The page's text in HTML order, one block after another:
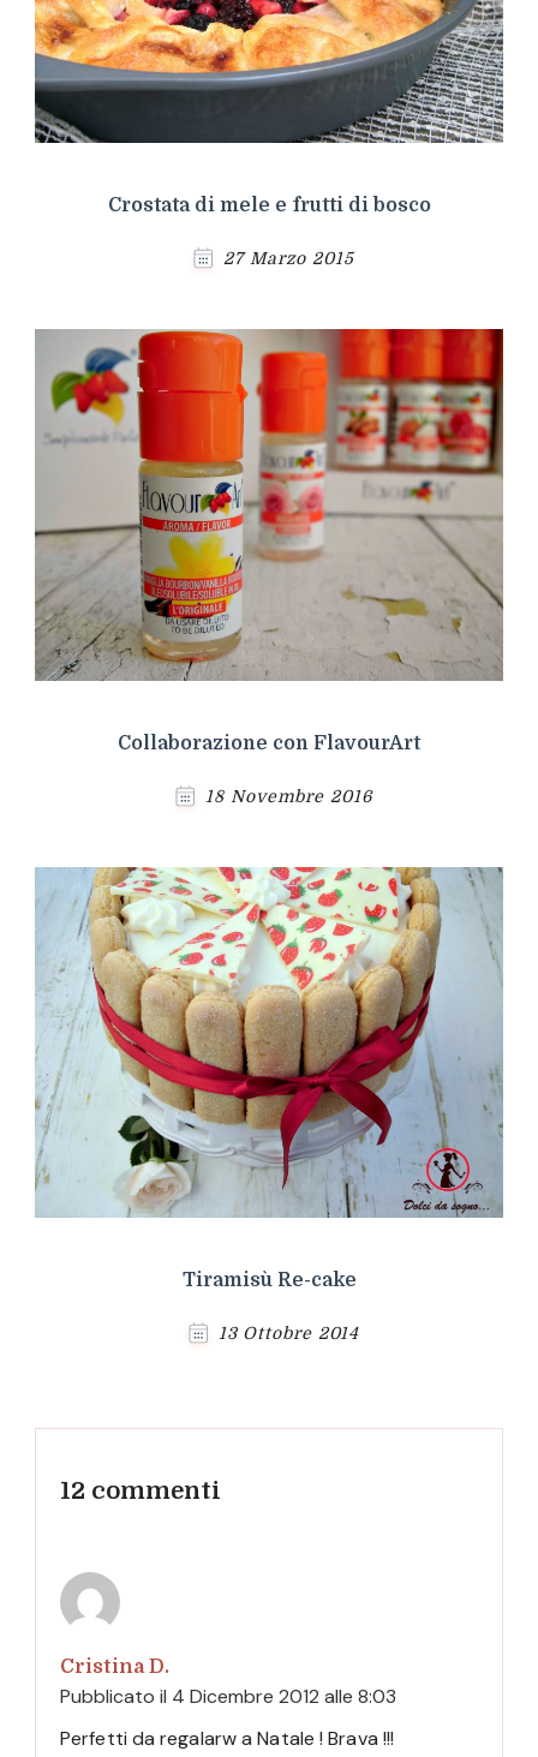
Crostata di mele e frutti di bosco
27 Marzo 2015
Collaborazione con FlavourArt
18 Novembre 2016
Tiramisù Re-cake
13 Ottobre 2014
12 commenti
Cristina D.
Pubblicato il 4 Dicembre 2012 alle 8:03
Perfetti da regalarw a Natale ! Brava !!!